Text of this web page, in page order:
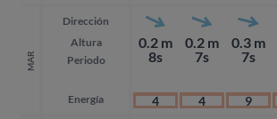
MAR
Dirección
Altura
Periodo
Energía
0.2 m
8s
4
0.2 m
7s
4
0.3 m
7s
9